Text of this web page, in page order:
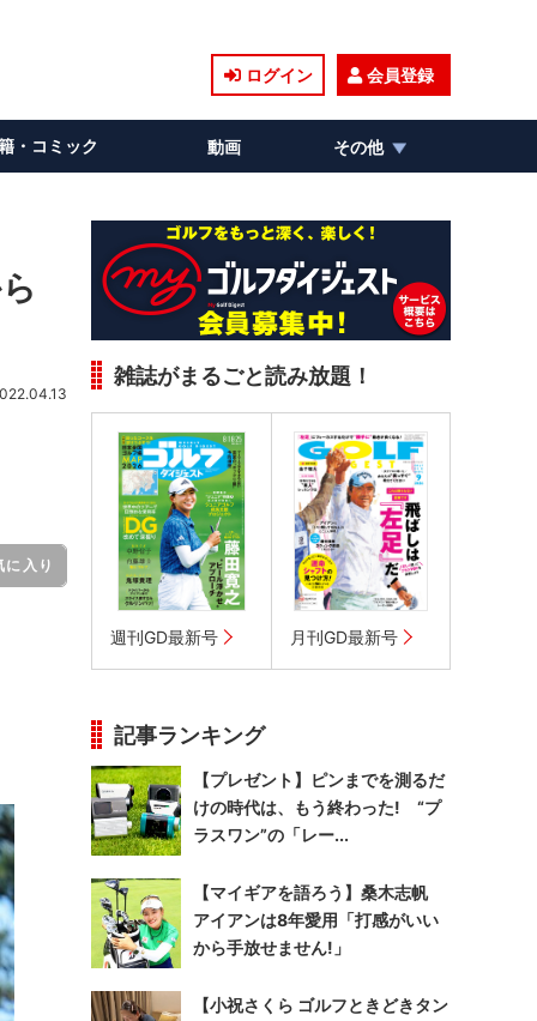
ログイン 会員登録
・コミック 動画 その他
に入り
雑誌がまるごと読み放題！
週刊GD最新号 月刊GD最新号
記事ランキング
【プレゼント】ピンまでを測るだ
けの時代は、もう終わった! “プ
ラスワン”の「レー...
【マイギアを語ろう】桑木志帆
アイアンは8年愛用「打感がいい
から手放せません!」
【小祝さくら ゴルフときどきタン